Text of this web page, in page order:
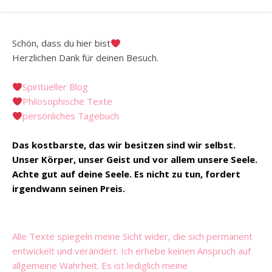
Schön, dass du hier bist
Herzlichen Dank für deinen Besuch.
Spiritueller Blog
Philosophische Texte
persönliches Tagebuch
Das kostbarste, das wir besitzen sind wir selbst.
Unser Körper, unser Geist und vor allem unsere Seele.
Achte gut auf deine Seele. Es nicht zu tun, fordert
irgendwann seinen Preis.
Alle Texte spiegeln meine Sicht wider, die sich permanent
entwickelt und verändert. Ich erhebe keinen Anspruch auf
allgemeine Wahrheit. Es ist lediglich meine